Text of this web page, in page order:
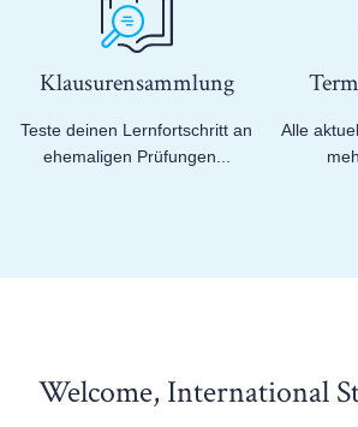
Klausuren­sammlung
Teste deinen Lernfortschritt an
ehemaligen Prüfungen...
Alle
Welcome, International